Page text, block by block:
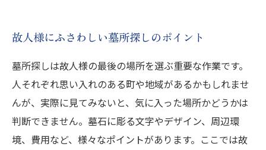
故人様にふさわしい墓所探しのポイント
墓所探しは故人様の最後の場所を選ぶ重要な作業です。
人それぞれ思い入れのある町や地域があるかもしれませ
んが、実際に見てみないと、気に入った場所かどうかは
判断できません。墓石に彫る文字やデザイン、周辺環
境、費用など、様々なポイントがあります。ここでは故